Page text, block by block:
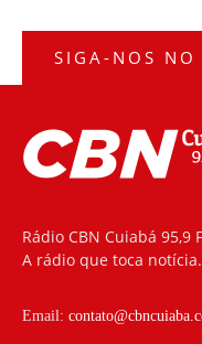
SIGA-NOS NO
Rádio CBN Cuiabá 95,9
A rádio que toca notícia.
Email: